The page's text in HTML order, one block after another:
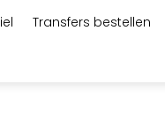
Transfers bestellen